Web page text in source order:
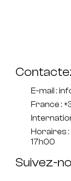
E-mail :
France :
Horaires :
17h00
Suivez-